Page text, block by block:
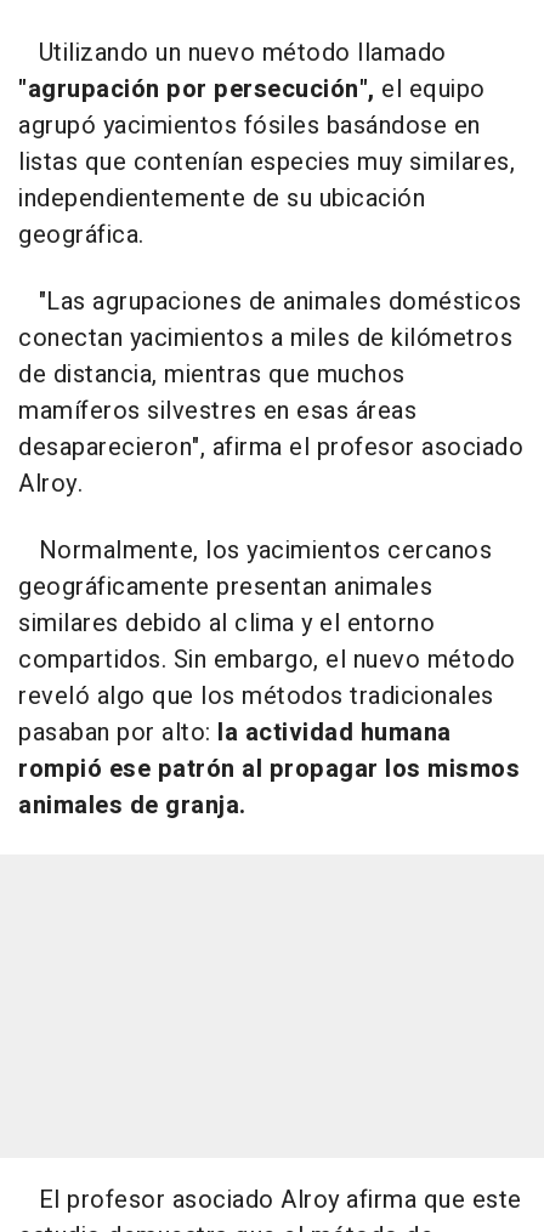
Utilizando un nuevo método llamado
"agrupación por persecución", el equipo
agrupó yacimientos fósiles basándose en
listas que contenían especies muy similares,
independientemente de su ubicación
geográfica.
"Las agrupaciones de animales domésticos
conectan yacimientos a miles de kilómetros
de distancia, mientras que muchos
mamíferos silvestres en esas áreas
desaparecieron", afirma el profesor asociado
Alroy.
Normalmente, los yacimientos cercanos
geográficamente presentan animales
similares debido al clima y el entorno
compartidos. Sin embargo, el nuevo método
reveló algo que los métodos tradicionales
pasaban por alto: la actividad humana
rompió ese patrón al propagar los mismos
animales de granja.
El profesor asociado Alroy afirma que este